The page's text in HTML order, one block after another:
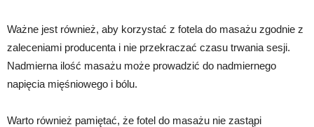
Ważne jest również, aby korzystać z fotela do masażu zgodnie z
zaleceniami producenta i nie przekraczać czasu trwania sesji.
Nadmierna ilość masażu może prowadzić do nadmiernego
napięcia mięśniowego i bólu.
Warto również pamiętać, że fotel do masażu nie zastąpi